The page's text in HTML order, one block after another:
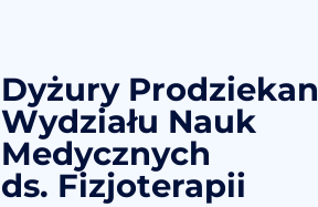
Dyżury Prodziekan
Wydziału Nauk
Medycznych
ds. Fizjoterapii